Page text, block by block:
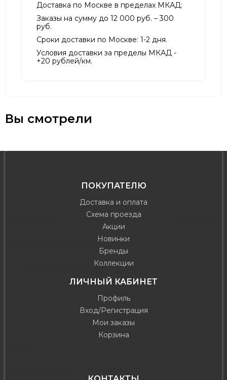
Доставка по Москве в пределах МКАД:
Заказы на сумму до 12 000 руб. – 300
руб.
Сроки доставки по Москве: 1-2 дня.
Условия доставки за пределы МКАД -
+20 рублей/км.
Вы смотрели
ПОКУПАТЕЛЮ
Доставка и оплата
Схема проезда
Акции
Новинки
Бренды
Коллекции
ЛИЧНЫЙ КАБИНЕТ
Профиль
Вход/Регистрация
Мои заказы
Корзина